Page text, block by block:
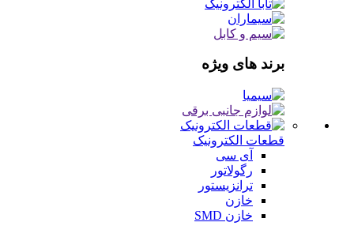
برند های ویژه
قطعات الکترونیک
آی سی
رگولاتور
ترانزیستور
خازن
خازن SMD